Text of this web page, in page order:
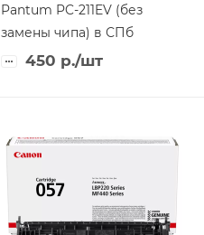
Pantum PC-211EV (без
замены чипа) в СПб
450 р./шт